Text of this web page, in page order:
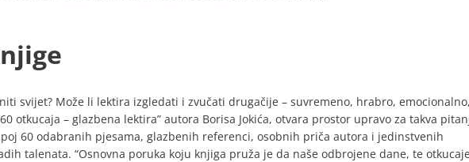
svijet? Može li lektira izgledati i zvučati drugačije – suvremeno, hrabro, emocionalno,
otkucaja – glazbena lektira” autora Borisa Jokića, otvara prostor upravo za takva
60 odabranih pjesama, glazbenih referenci, osobnih priča autora i jedinstvenih
talenata. “Osnovna poruka koju knjiga pruža je da naše odbrojene dane, te